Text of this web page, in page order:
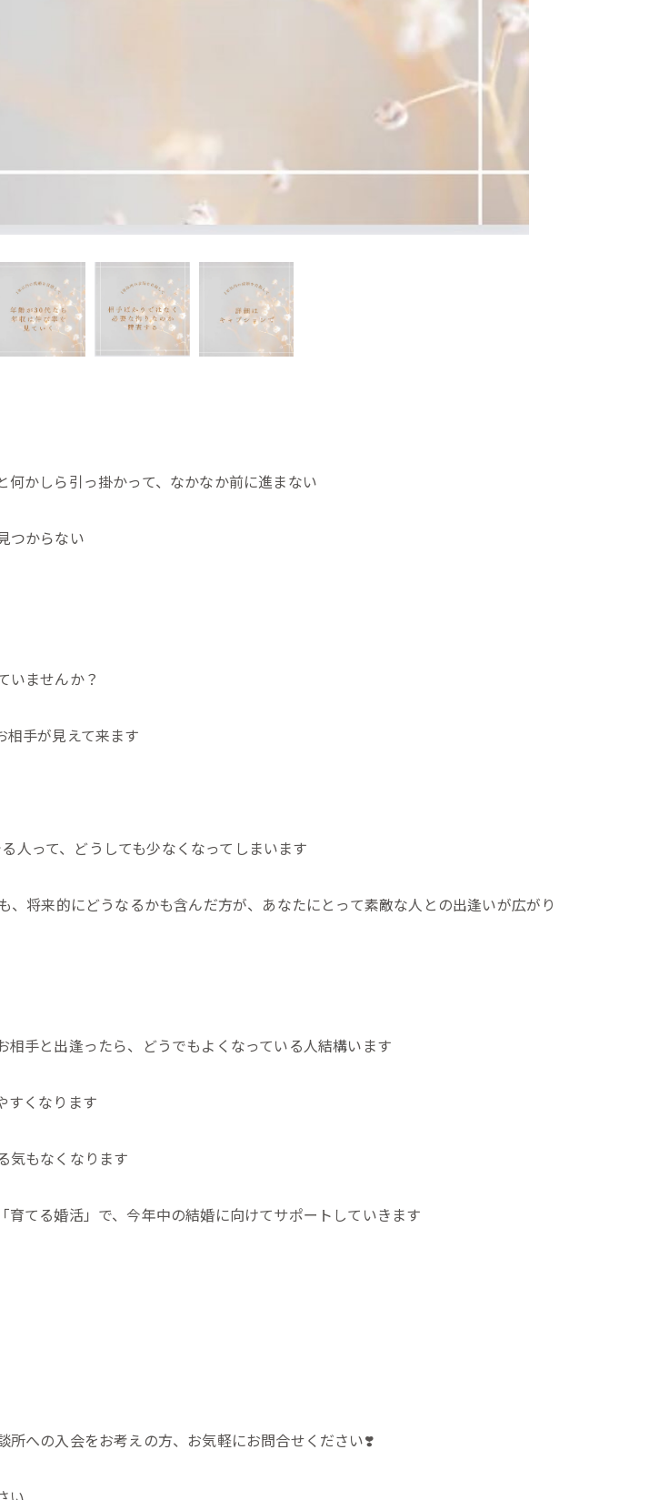
かしら引っ掛かって、なかなか前に進まない
つからない
いませんか？
相手が見えて来ます
人って、どうしても少なくなってしまいます
将来的にどうなるかも含んだ方が、あなたにとって素敵な人との出逢いが広がり
手と出逢ったら、どうでもよくなっている人結構います
すくなります
気もなくなります
てる婚活」で、今年中の結婚に向けてサポートしていきます
への入会をお考えの方、お気軽にお問合せください❣️